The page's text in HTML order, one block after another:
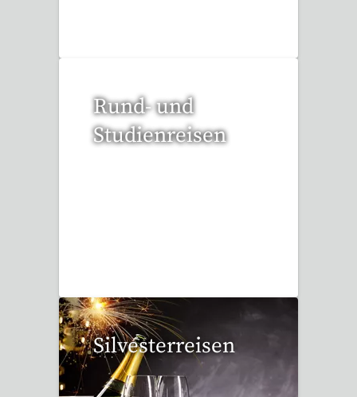
Rund- und
Studienreisen
Silvesterreisen